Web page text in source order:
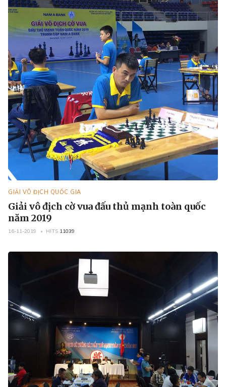
GIẢI VÔ ĐỊCH QUỐC GIA
Giải vô địch cờ vua đấu thủ mạnh toàn quốc
năm 2019
16-11-2019 HITS 11039